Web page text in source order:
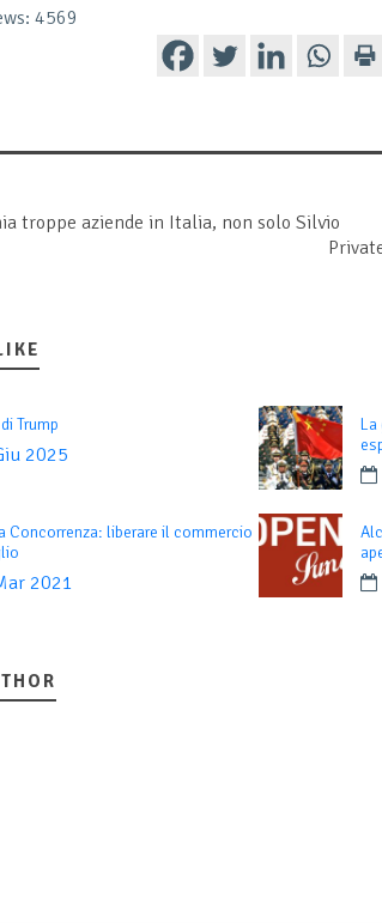
4569
troppe aziende in Italia, non solo Silvio
Trump
2025
La
Concorrenza: liberare il commercio
2021